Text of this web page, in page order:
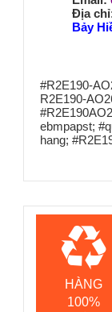
Địa chỉ:
Bảy
#R2E190-
R2E190-
ebmpapst;
hang;
HÀNG
100%